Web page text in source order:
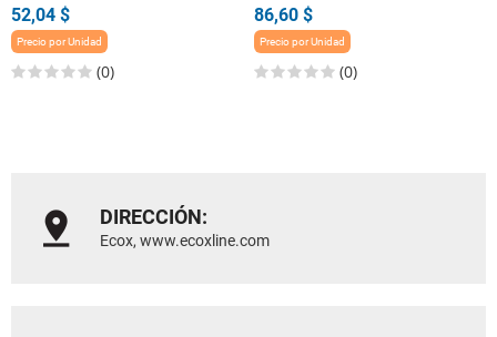
52,04 $
Precio por Unidad
(0)
86,60 $
Precio por Unidad
(0)
DIRECCIÓN:
Ecox, www.ecoxline.com